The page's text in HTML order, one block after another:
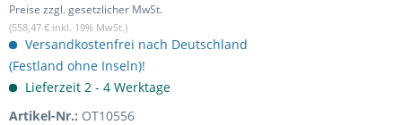
Preise zzgl. gesetzlicher MwSt.
(558,47 € inkl. 19% MwSt.)
Versandkostenfrei nach Deutschland
(Festland ohne Inseln)!
Lieferzeit 2 - 4 Werktage
Artikel-Nr.: OT10556